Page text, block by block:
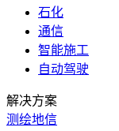
石化
通信
智能施工
自动驾驶
解决方案
测绘地信